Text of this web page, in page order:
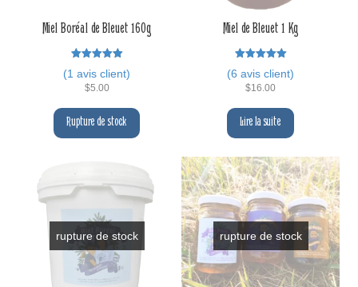
Miel Boréal de Bleuet 160g
5.00
sur 5
(1 avis client)
$5.00
Rupture de stock
Miel de Bleuet 1 Kg
5.00
sur 5
(6 avis client)
$16.00
Lire la suite
rupture de stock rupture de stock